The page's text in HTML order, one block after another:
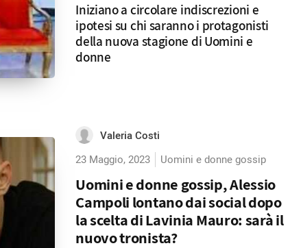
Iniziano a circolare indiscrezioni e
ipotesi su chi saranno i protagonisti
della nuova stagione di Uomini e
donne
Valeria Costi
23 Maggio, 2023
Uomini e donne gossip
Uomini e donne gossip, Alessio
Campoli lontano dai social dopo
la scelta di Lavinia Mauro: sarà il
nuovo tronista?